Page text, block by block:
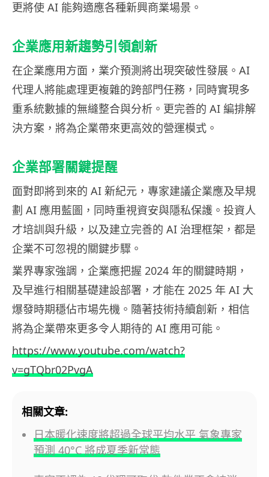
更將使 AI 能夠適應各種新興商業場景。
企業應用新趨勢引領創新
在企業應用方面，業介預測將出現突破性發展。AI
代理人將能處理更複雜的跨部門任務，同時實現多
重系統數據的無縫整合與分析。更完善的 AI 編排解
決方案，將為企業帶來更高效的營運模式。
企業部署關鍵提醒
面對即將到來的 AI 新紀元，專家建議企業應及早規
劃 AI 應用藍圖，同時重視資安與隱私保護。投資人
才培訓與升級，以及建立完善的 AI 治理框架，都是
企業不可忽視的關鍵步驟。
業界專家強調，企業應把握 2024 年的關鍵時期，
及早進行相關基礎建設部署，才能在 2025 年 AI 大
爆發時期穩佔市場先機。隨著技術持續創新，相信
將為企業帶來更多令人期待的 AI 應用可能。
https://www.youtube.com/watch?
v=gTQbr02PvgA
相關文章:
日本暖化速度將超過全球平均水平 氣象專家
預測 40°C 將成夏季新常態